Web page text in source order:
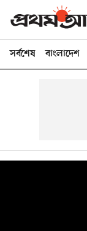
সর্বশেষ বাংলাদেশ